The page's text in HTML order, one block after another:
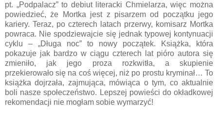
pt. „Podpalacz” to debiut literacki Chmielarza, więc można
powiedzieć, że Mortka jest z pisarzem od początku jego
kariery. Teraz, po czterech latach przerwy, komisarz Mortka
powraca. Nie spodziewajcie się jednak typowej kontynuacji
cyklu – „Długa noc” to nowy początek. Książka, która
pokazuje jak bardzo w ciągu czterech lat pióro autora się
zmieniło, jak jego proza rozkwitła, a skupienie
przekierowało się na coś więcej, niż po prostu kryminał… To
książka dojrzała, zajmująca, mówiąca o tym, co aktualnie
boli nasze społeczeństwo. Lepszej powieści do okładkowej
rekomendacji nie mogłam sobie wymarzyć!